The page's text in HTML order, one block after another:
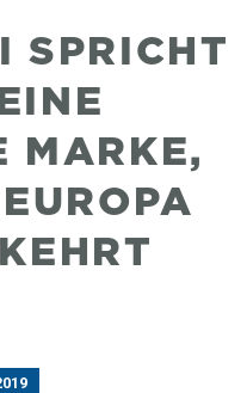
SPRICHT
MARKE,